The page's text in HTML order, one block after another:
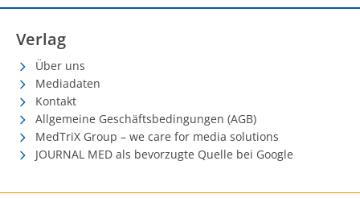
Verlag
Über uns
Mediadaten
Kontakt
Allgemeine Geschäftsbedingungen (AGB)
MedTriX Group – we care for media solutions
JOURNAL MED als bevorzugte Quelle bei Google